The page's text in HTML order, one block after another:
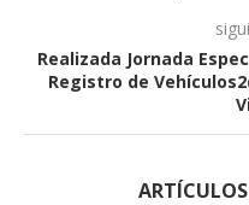
Realizada Jornada
Registro de